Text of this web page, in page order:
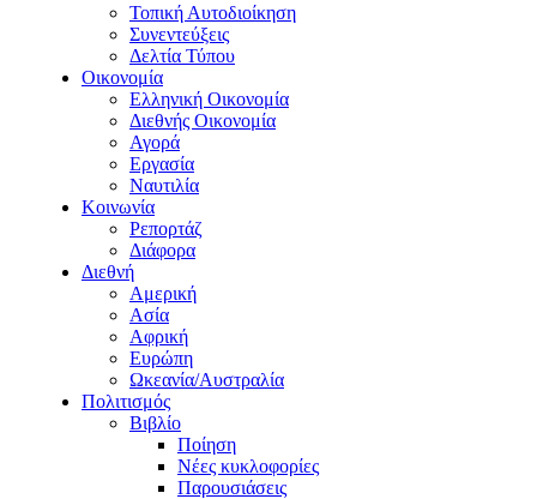
Τοπική Αυτοδιοίκηση
Συνεντεύξεις
Δελτία Τύπου
Οικονομία
Ελληνική Οικονομία
Διεθνής Οικονομία
Αγορά
Εργασία
Ναυτιλία
Κοινωνία
Ρεπορτάζ
Διάφορα
Διεθνή
Αμερική
Ασία
Αφρική
Ευρώπη
Ωκεανία/Αυστραλία
Πολιτισμός
Βιβλίο
Ποίηση
Νέες κυκλοφορίες
Παρουσιάσεις